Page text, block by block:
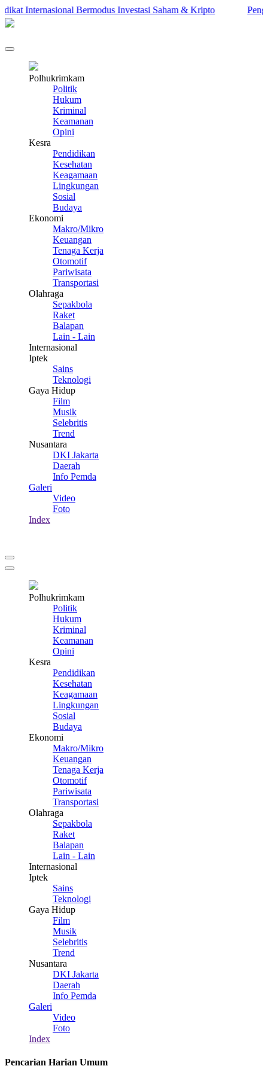
Internasional Bermodus Investasi Saham & Kripto
Polhukrimkam
Politik
Hukum
Kriminal
Keamanan
Opini
Kesra
Pendidikan
Kesehatan
Keagamaan
Lingkungan
Sosial
Budaya
Ekonomi
Makro/Mikro
Keuangan
Tenaga Kerja
Otomotif
Pariwisata
Transportasi
Olahraga
Sepakbola
Raket
Balapan
Lain - Lain
Internasional
Iptek
Sains
Teknologi
Gaya Hidup
Film
Musik
Selebritis
Trend
Nusantara
DKI Jakarta
Daerah
Info Pemda
Galeri
Video
Foto
Index
Polhukrimkam
Politik
Hukum
Kriminal
Keamanan
Opini
Kesra
Pendidikan
Kesehatan
Keagamaan
Lingkungan
Sosial
Budaya
Ekonomi
Makro/Mikro
Keuangan
Tenaga Kerja
Otomotif
Pariwisata
Transportasi
Olahraga
Sepakbola
Raket
Balapan
Lain - Lain
Internasional
Iptek
Sains
Teknologi
Gaya Hidup
Film
Musik
Selebritis
Trend
Nusantara
DKI Jakarta
Daerah
Info Pemda
Galeri
Video
Foto
Index
Pencarian Harian Umum